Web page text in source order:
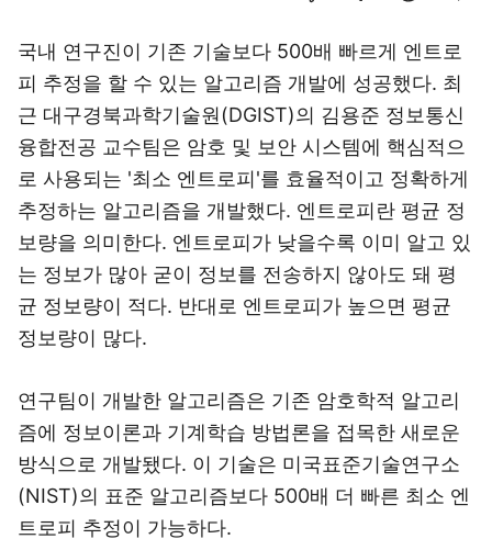
국내 연구진이 기존 기술보다 500배 빠르게 엔트로
피 추정을 할 수 있는 알고리즘 개발에 성공했다. 최
근 대구경북과학기술원(DGIST)의 김용준 정보통신
융합전공 교수팀은 암호 및 보안 시스템에 핵심적으
로 사용되는 '최소 엔트로피'를 효율적이고 정확하게
추정하는 알고리즘을 개발했다. 엔트로피란 평균 정
보량을 의미한다. 엔트로피가 낮을수록 이미 알고 있
는 정보가 많아 굳이 정보를 전송하지 않아도 돼 평
균 정보량이 적다. 반대로 엔트로피가 높으면 평균
정보량이 많다.
연구팀이 개발한 알고리즘은 기존 암호학적 알고리
즘에 정보이론과 기계학습 방법론을 접목한 새로운
방식으로 개발됐다. 이 기술은 미국표준기술연구소
(NIST)의 표준 알고리즘보다 500배 더 빠른 최소 엔
트로피 추정이 가능하다.